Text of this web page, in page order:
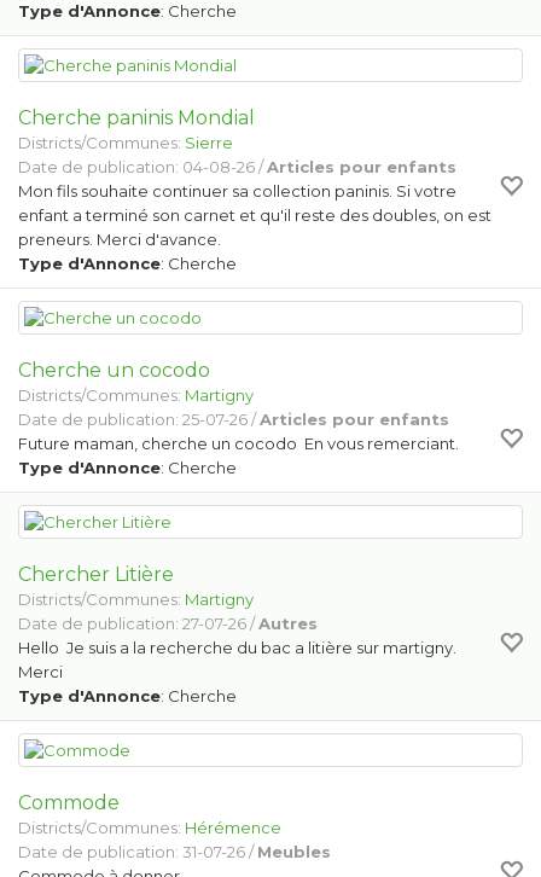
Type d'Annonce: Cherche
Cherche paninis Mondial
Districts/Communes: Sierre
Date de publication: 04-08-26 /Articles pour enfants
Mon fils souhaite continuer sa collection paninis. Si votre
enfant a terminé son carnet et qu'il reste des doubles, on est
preneurs. Merci d'avance.
Type d'Annonce: Cherche
Cherche un cocodo
Districts/Communes: Martigny
Date de publication: 25-07-26 /Articles pour enfants
Future maman, cherche un cocodo En vous remerciant.
Type d'Annonce: Cherche
Chercher Litière
Districts/Communes: Martigny
Date de publication: 27-07-26 /Autres
Hello Je suis a la recherche du bac a litière sur martigny.
Merci
Type d'Annonce: Cherche
Commode
Districts/Communes: Hérémence
Date de publication: 31-07-26 /Meubles